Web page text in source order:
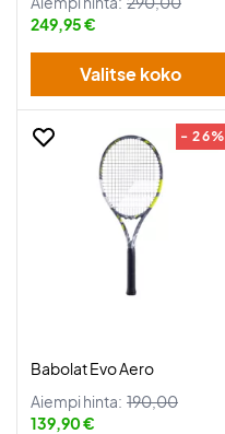
249,95 €
Valitse koko
- 26%
Babolat Evo Aero
Aiempi hinta: 190,00
139,90 €